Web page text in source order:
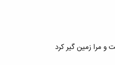
و مرا زمین گیر کرد